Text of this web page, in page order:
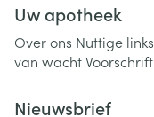
Uw apotheek
Over ons Nuttige links
van wachtVoorschrift
Nieuwsbrief